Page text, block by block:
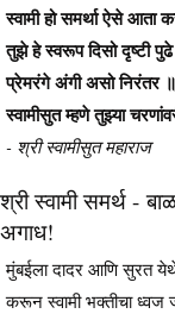
स्वामी हो समर्था ऐसे आता
तुझे हे स्वरूप दिसो दृष्टी
प्रेमरंगे अंगी असो निरंतर
स्वामीसुत म्हणे तुझ्या
- श्री स्वामीसुत महाराज
श्री स्वामी समर्थ -
अगाध!
मुंबईला दादर आणि सुरत येथे
करून स्वामी भक्तीचा ध्वज